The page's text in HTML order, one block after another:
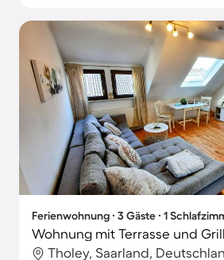
Ferienwohnung ∙ 3 Gäste ∙ 1
Wohnung mit Terrasse und
Tholey, Saarland,